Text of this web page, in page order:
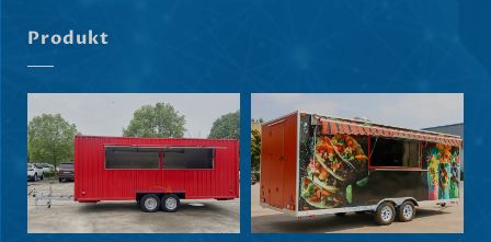
Produkt
Svenska